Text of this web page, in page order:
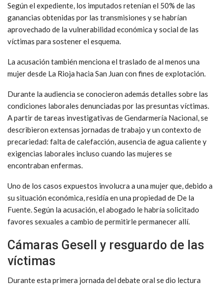
Según el expediente, los imputados retenían el 50% de las
ganancias obtenidas por las transmisiones y se habrían
aprovechado de la vulnerabilidad económica y social de las
víctimas para sostener el esquema.
La acusación también menciona el traslado de al menos una
mujer desde La Rioja hacia San Juan con fines de explotación.
Durante la audiencia se conocieron además detalles sobre las
condiciones laborales denunciadas por las presuntas víctimas.
A partir de tareas investigativas deGendarmería Nacional, se
describieron extensas jornadas de trabajo y un contexto de
precariedad: falta de calefacción, ausencia de agua caliente y
exigencias laborales incluso cuando las mujeres se
encontraban enfermas.
Uno de los casos expuestos involucra a una mujer que, debido a
su situación económica, residía en una propiedad de De la
Fuente. Según la acusación, el abogado le habría solicitado
favores sexuales a cambio de permitirle permanecer allí.
Cámaras Gesell y resguardo de las
víctimas
Durante esta primera jornada del debate oral se dio lectura